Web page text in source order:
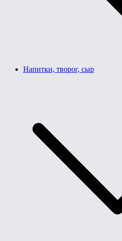
Напитки, творог, сыр